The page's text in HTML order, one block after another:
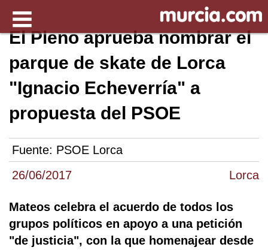
26/06/2017 Lorca
El Pleno aprueba nombrar el
parque de skate de Lorca
"Ignacio Echeverría" a
propuesta del PSOE
Fuente: PSOE Lorca
Mateos celebra el acuerdo de todos los
grupos políticos en apoyo a una petición
"de justicia", con la que homenajear desde